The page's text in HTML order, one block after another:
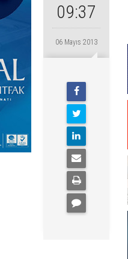
09:37
06 Mayıs 2013